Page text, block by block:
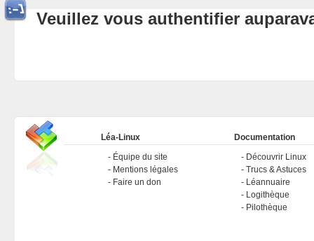
Veuillez vous authentifier
Léa-Linux
Équipe du site
Mentions légales
Faire un don
Documentation
Découvrir Linux
Trucs & Astuces
Léannuaire
Logithèque
Pilothèque